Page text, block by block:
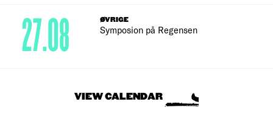
ØVRIGE
Symposion på Regensen
27.08
VIEW CALENDAR